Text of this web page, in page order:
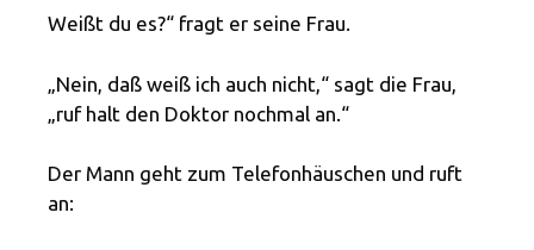
Weißt du es?“ fragt er seine Frau.
„Nein, daß weiß ich auch nicht,“ sagt die Frau,
„ruf halt den Doktor nochmal an.“
Der Mann geht zum Telefonhäuschen und ruft
an: